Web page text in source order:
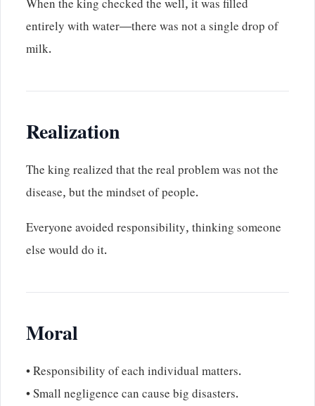
When the king checked the well, it was filled
entirely with water—there was not a single drop of
milk.
Realization
The king realized that the real problem was not the
disease, but the mindset of people.
Everyone avoided responsibility, thinking someone
else would do it.
Moral
• Responsibility of each individual matters.
• Small negligence can cause big disasters.